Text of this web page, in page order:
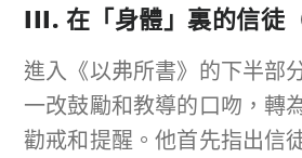
III. 在「身體」裏的信徒
進入《以弗所書》的下半部
一改鼓勵和教導的口吻，轉
勸戒和提醒。他首先指出信